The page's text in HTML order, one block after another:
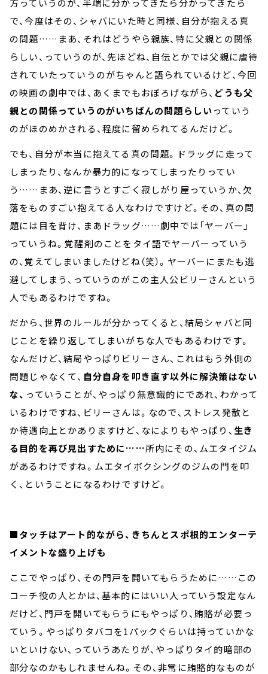
で、今度はその、シャバにいた時と同様、自分が抱える真
の問題……まあ、それはどうやら親族、特に父親との関係
らしい、っていうのが、先ほどね、自伝とかでは父親に虐待
されていたっていうのがちゃんと語られているけど、今回
の映画の劇中では、あくまでもおぼろげながら、 どうも父
親との関係っていうのがいちばんの問題らしいっていう
のがほのめかされる、程度に留められてるんだけど。
でも、自分が本当に抱えてる真の問題。ドラッグに走って
しまったり、なんか暴力的になってしまったりってい
う……まあ、逆に言うとすごく寂しがり屋っていうか、欠
落をものすごい抱えてる人なわけですけど。その、真の問
題には目を背け、まあドラッグ……劇中では「ヤーバー」
っていうね。覚醒剤のことをタイ語でヤーバーっていう
の、覚えてしまいましたけどね（笑）。ヤーバーにまたも逃
避してしまう、っていうのがこの主人公ビリーさんという
人でもあるわけですね。
だから、世界のルールが分かってくると、結局シャバと同
じことを繰り返してしまいがちな人でもあるわけです。
なんだけど、結局やっぱりビリーさん、これはもう外側の
問題じゃなくて、 自分自身を叩き直す以外に解決策はない
な、 っていうことが、やっぱり無意識的にであれ、わかって
いるわけですね、ビリーさんは。なので、ストレス発散と
か待遇向上とかありますけど、なによりもやっぱり、 生き
る目的を再び見出すために……所内にその、ムエタイジム
があるわけですね。ムエタイボクシングのジムの門を叩
く、ということになるわけですけど。
■タッチはアート的ながら、きちんとスポ根的エンターテ
イメントな盛り上げも
ここでやっぱり、その門戸を開いてもらうために……この
コーチ役の人とかは、基本的にはいい人っていう設定なん
だけど、門戸を開いてもらうにもやっぱり、賄賂が必要っ
ていう。やっぱりタバコを1パックぐらいは持っていかな
いといけない、っていうあたりが、やっぱりタイ的暗部の
部分なのかもしれませんね。その、非常に賄賂的なものが